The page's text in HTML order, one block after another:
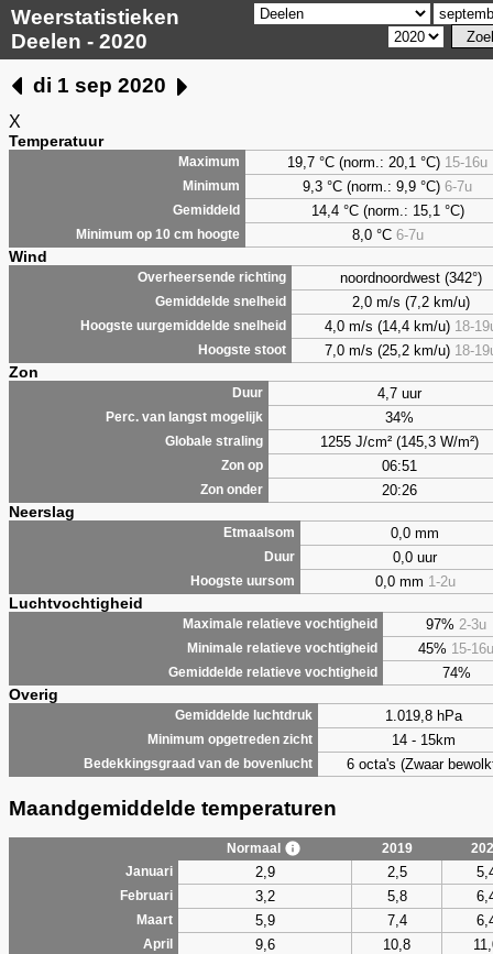
Weerstatistieken
Deelen - 2020
di 1 sep 2020
X
Temperatuur
Maximum 19,7 °C (norm.: 20,1 °C) 15-16u
Minimum 9,3 °C (norm.: 9,9 °C) 6-7u
Gemiddeld 14,4 °C (norm.: 15,1 °C)
Minimum op 10 cm hoogte 8,0°C 6-7u
Wind
Overheersende richting noordnoordwest (342°)
Gemiddelde snelheid 2,0 m/s (7,2 km/u)
Hoogste uurgemiddelde snelheid 4,0 m/s (14,4 km/u) 18-
Hoogste stoot 7,0 m/s (25,2 km/u) 18-
Zon
Duur 4,7 uur
Perc. van langst mogelijk 34%
Globale straling 1255 J/cm² (145,3 W/m²)
Zon op 06:51
Zon onder 20:26
Neerslag
Etmaalsom 0,0 mm
Duur 0,0 uur
Hoogste uursom 0,0 mm 1-2u
Luchtvochtigheid
Maximale relatieve vochtigheid 97% 2-3u
Minimale relatieve vochtigheid 45% 15-16u
Gemiddelde relatieve vochtigheid 74%
Overig
Gemiddelde luchtdruk 1.019,8 hPa
Minimum opgetreden zicht 14 - 15km
Bedekkingsgraad van de bovenlucht 6 octa's (Zwaar
Maandgemiddelde temperaturen
Normaal 2019
Januari
2,9 2,5
Februari 3,2 5,8
Maart 5,9 7,4
April 9,6 10,8